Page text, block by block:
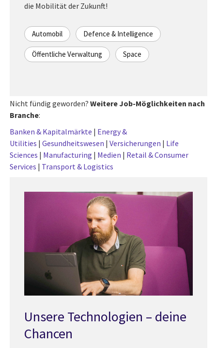
die Mobilität der Zukunft!
Automobil Defence & Intelligence
Öffentliche Verwaltung Space
Nicht fündig geworden? Weitere Job-Möglichkeiten nach
Branche:
Banken & Kapitalmärkte | Energy &
Utilities | Gesundheitswesen | Versicherungen | Life
Sciences | Manufacturing | Medien | Retail & Consumer
Services | Transport & Logistics
Unsere Technologien – deine
Chancen